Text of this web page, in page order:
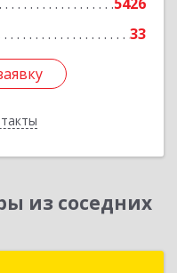
33
из соседних